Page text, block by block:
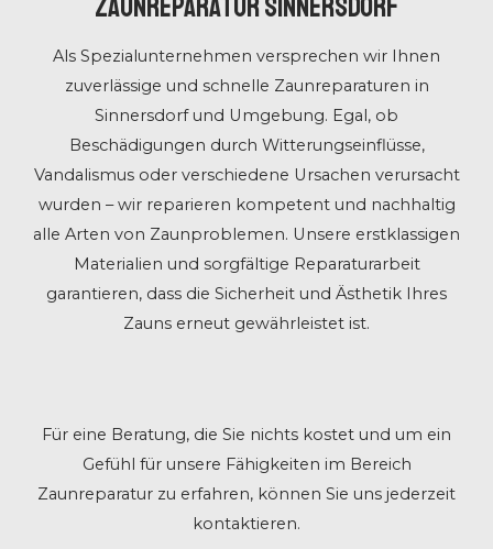
Zaunreparatur Sinnersdorf
Als Spezialunternehmen versprechen wir Ihnen
zuverlässige und schnelle Zaunreparaturen in
Sinnersdorf und Umgebung. Egal, ob
Beschädigungen durch Witterungseinflüsse,
Vandalismus oder verschiedene Ursachen verursacht
wurden – wir reparieren kompetent und nachhaltig
alle Arten von Zaunproblemen. Unsere erstklassigen
Materialien und sorgfältige Reparaturarbeit
garantieren, dass die Sicherheit und Ästhetik Ihres
Zauns erneut gewährleistet ist.
Für eine Beratung, die Sie nichts kostet und um ein
Gefühl für unsere Fähigkeiten im Bereich
Zaunreparatur zu erfahren, können Sie uns jederzeit
kontaktieren.